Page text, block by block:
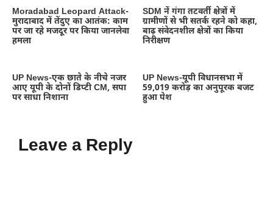
Moradabad Leopard Attack-
मुरादाबाद में तेंदुए का आतंक: काम
पर जा रहे मजदूर पर किया जानलेवा
हमला
SDM नें गंगा तटवर्ती क्षेत्रों में
ग्रामीणों से भी सतर्क रहने को कहा,
बाढ़ संवेदनशील क्षेत्रों का किया
निरीक्षण
UP News-एक छाते के नीचे नजर
आए यूपी के दोनों डिप्टी CM, सपा
पर साधा निशाना
UP News-यूपी विधानसभा में
59,019 करोड़ का अनुपूरक बजट
हुआ पेश
Leave a Reply